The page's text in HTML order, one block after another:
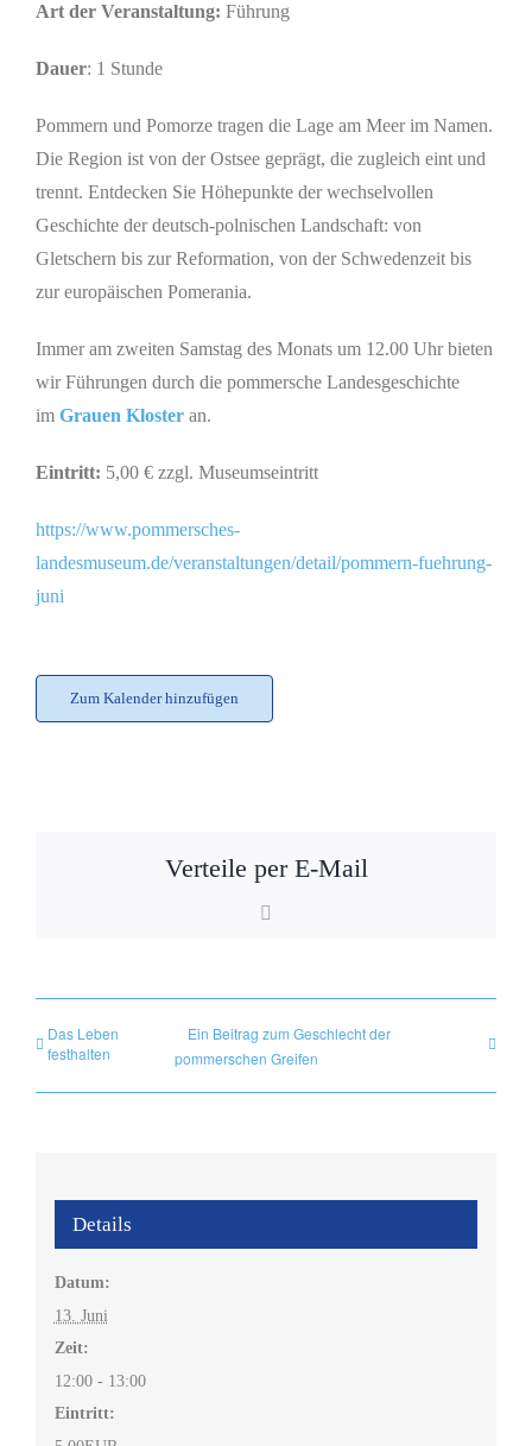
Art der Veranstaltung: Führung
Dauer: 1 Stunde
Pommern und Pomorze tragen die Lage am Meer im Namen.
Die Region ist von der Ostsee geprägt, die zugleich eint und
trennt. Entdecken Sie Höhepunkte der wechselvollen
Geschichte der deutsch-polnischen Landschaft: von
Gletschern bis zur Reformation, von der Schwedenzeit bis
zur europäischen Pomerania.
Immer am zweiten Samstag des Monats um 12.00 Uhr bieten
wir Führungen durch die pommersche Landesgeschichte
im Grauen Kloster an.
Eintritt: 5,00 € zzgl. Museumseintritt
https://www.pommersches-
landesmuseum.de/veranstaltungen/detail/pommern-fuehrung-
juni
Zum Kalender hinzufügen
Verteile per E-Mail
Das Leben
festhalten
Ein Beitrag zum Geschlecht der
pommerschen Greifen
Details
Datum:
13. Juni
Zeit:
12:00 - 13:00
Eintritt: